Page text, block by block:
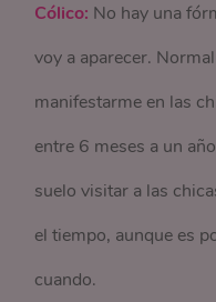
Cólico: No hay una
voy a aparecer.
manifestarme en las
entre 6 meses a un
suelo visitar a las
el tiempo, aunque es
cuando.